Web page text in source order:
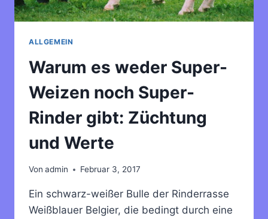
ALLGEMEIN
Warum es weder Super-
Weizen noch Super-
Rinder gibt: Züchtung
und Werte
Von admin Februar 3, 2017
Ein schwarz-weißer Bulle der Rinderrasse
Weißblauer Belgier, die bedingt durch eine